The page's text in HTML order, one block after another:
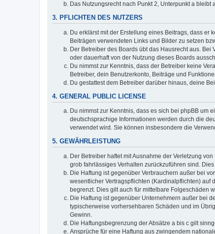
Das Nutzungsrecht nach Punkt 2, Unterpunkt a
3. PFLICHTEN DES NUTZERS
Du erklärst mit der Erstellung eines Beitrags, dass er
Beiträgen verwendeten Links und Bilder zu setzen
Der Betreiber des Boards übt das Hausrecht aus.
oder dauerhaft von der Nutzung dieses Boards
Du nimmst zur Kenntnis, dass der Betreiber keine
Betreiber, dein Benutzerkonto, Beiträge und
Du gestattest dem Betreiber darüber hinaus, deine
4. GENERAL PUBLIC LICENSE
Du nimmst zur Kenntnis, dass es sich bei phpBB um
deutschsprachige Informationen werden durch die
verwendet wird. Sie können insbesondere die
5. GEWÄHRLEISTUNG
Der Betreiber haftet mit Ausnahme der Verletzung
grob fahrlässiges Verhalten zurückzuführen sind.
Die Haftung ist gegenüber Verbrauchern außer bei
wesentlicher Vertragspflichten (Kardinalpflichten) auf
begrenzt. Dies gilt auch für mittelbare Folgeschäden
Die Haftung ist gegenüber Unternehmern außer bei
typischerweise vorhersehbaren Schäden und im
Gewinn.
Die Haftungsbegrenzung der Absätze a bis c gilt
Ansprüche für eine Haftung aus zwingendem